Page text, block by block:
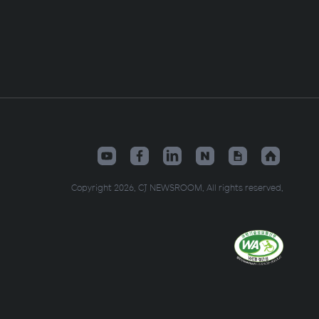
Copyright 2026. CJ NEWSROOM. All rights reserved.